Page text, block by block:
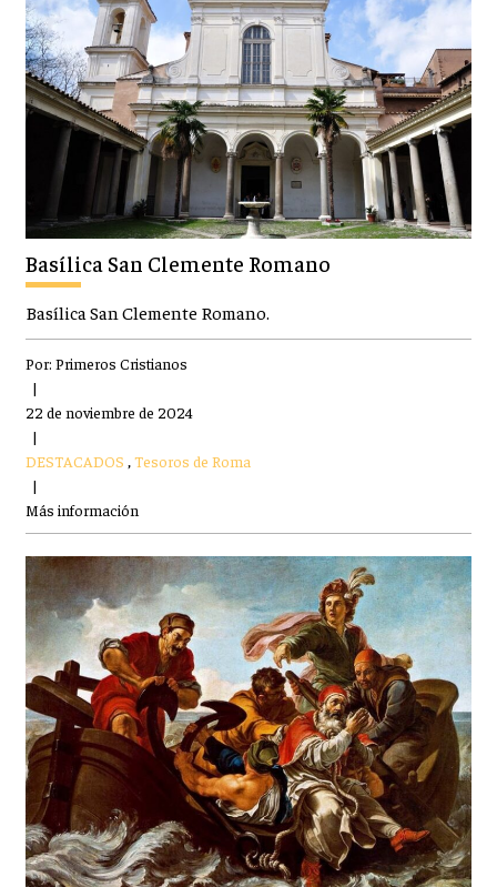
Basílica San Clemente Romano
Basílica San Clemente Romano.
Por: Primeros Cristianos
|
22 de noviembre de 2024
|
DESTACADOS ,Tesoros de Roma
|
Más información